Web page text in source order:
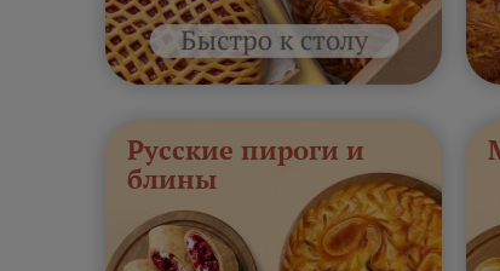
Русские пироги и
блины